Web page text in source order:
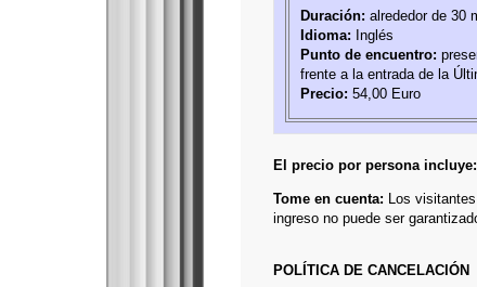
Duración: alrededor de 30
Idioma: Inglés
Punto de encuentro:
frente a la entrada de la
Precio: 54,00 Euro
El precio por persona incluye:
Tome en cuenta: Los
ingreso no puede ser
POLÍTICA DE CANCELACIÓN